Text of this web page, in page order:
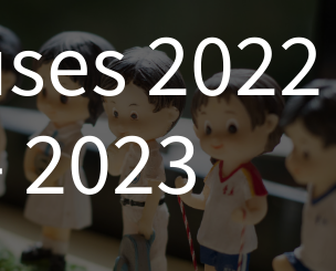
2022
2023